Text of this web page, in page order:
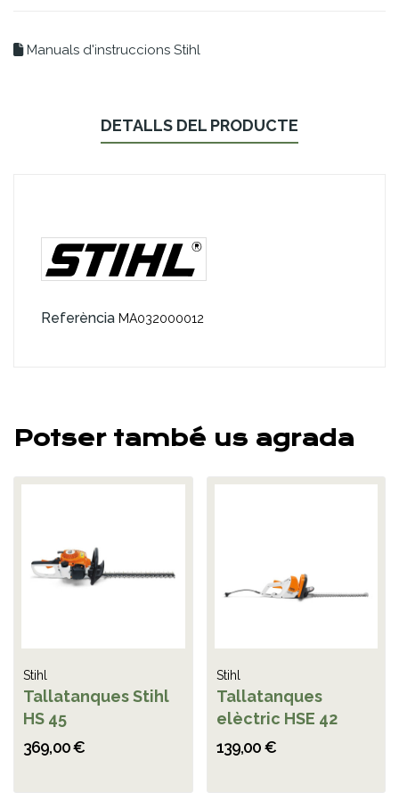
Manuals d'instruccions Stihl
DETALLS DEL PRODUCTE
Referència MA032000012
Potser també us agrada
Stihl
Tallatanques Stihl
HS 45
369,00 €
Stihl
Tallatanques
elèctric HSE 42
139,00 €